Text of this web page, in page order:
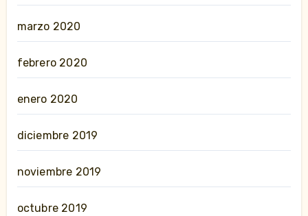
marzo 2020
febrero 2020
enero 2020
diciembre 2019
noviembre 2019
octubre 2019